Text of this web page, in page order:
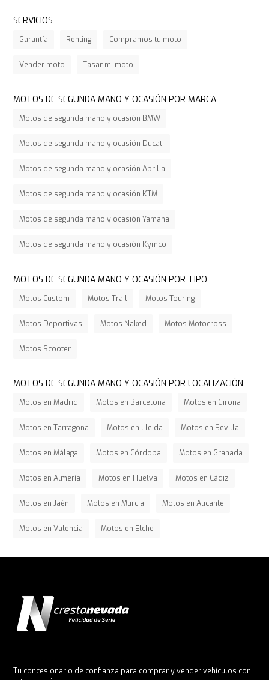
SERVICIOS
Garantía Renting Compramos tu moto
Vender moto Tasar mi moto
MOTOS DE SEGUNDA MANO Y OCASIÓN POR MARCA
Motos de segunda mano y ocasión BMW
Motos de segunda mano y ocasión Ducati
Motos de segunda mano y ocasión Aprilia
Motos de segunda mano y ocasión KTM
Motos de segunda mano y ocasión Yamaha
Motos de segunda mano y ocasión Kymco
MOTOS DE SEGUNDA MANO Y OCASIÓN POR TIPO
Motos Custom Motos Trail Motos Touring
Motos Deportivas Motos Naked Motos Motocross
Motos Scooter
MOTOS DE SEGUNDA MANO Y OCASIÓN POR LOCALIZACIÓN
Motos en Madrid Motos en Barcelona Motos en Girona
Motos en Tarragona Motos en Lleida Motos en Sevilla
Motos en Málaga Motos en Córdoba Motos en Granada
Motos en Almería Motos en Huelva Motos en Cádiz
Motos en Jaén Motos en Murcia Motos en Alicante
Motos en Valencia Motos en Elche
Tu concesionario de confianza para comprar y vender vehículos con